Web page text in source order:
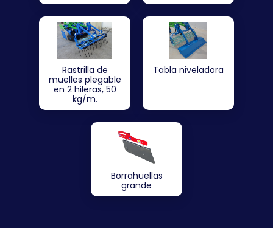
Rastrilla de
muelles plegable
en 2 hileras, 50
kg/m.
Tabla niveladora
Borrahuellas
grande